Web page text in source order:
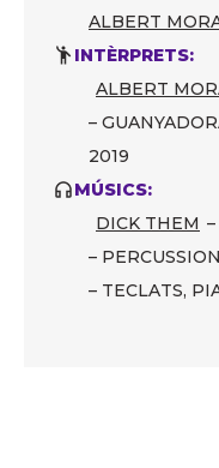
ALBERT
INTÈRPRETS:
ALBERT
–
2019
MÚSICS:
DICK THEM
–
– TECLATS,